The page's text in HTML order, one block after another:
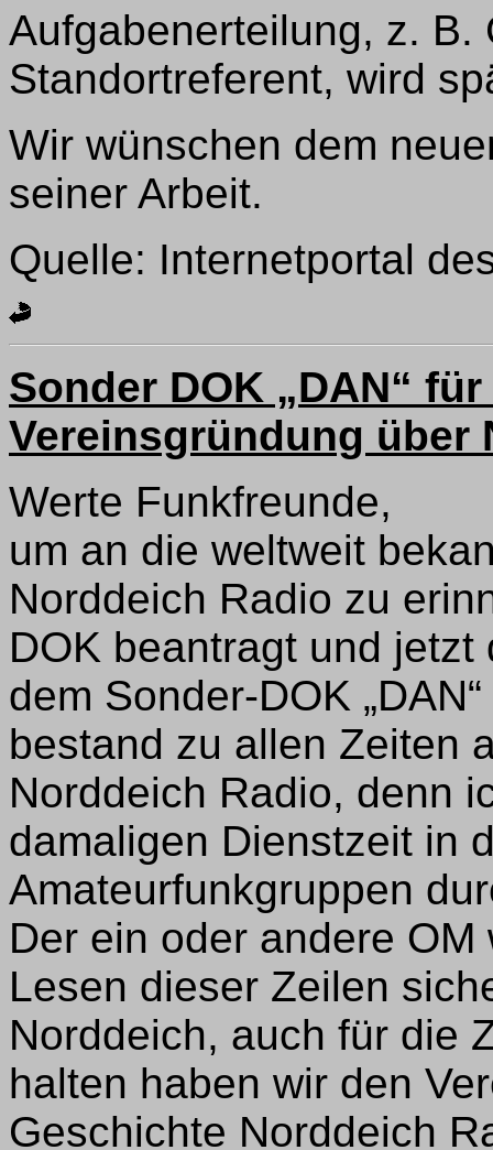
Aufgabenerteilung, z. B.
Standortreferent, wird
Wir wünschen dem
seiner Arbeit.
Quelle: Internetportal
Sonder DOK „DAN“
Vereinsgründung über
Werte Funkfreunde,
um an die weltweit
Norddeich Radio zu
DOK beantragt und
dem Sonder-DOK
bestand zu allen Zeiten
Norddeich Radio, denn
damaligen Dienstzeit in
Amateurfunkgruppen
Der ein oder andere
Lesen dieser Zeilen
Norddeich, auch für die
halten haben wir den
Geschichte Norddeich